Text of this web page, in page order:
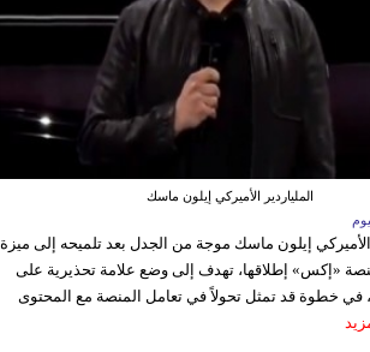
الملياردير الأميركي إيلون ماسك
الأميركي إيلون ماسك موجة من الجدل بعد تلميحه إلى ميزة
«إكس» إطلاقها، تهدف إلى وضع علامة تحذيرية على
في خطوة قد تمثل تحولاً في تعامل المنصة مع المحتوى